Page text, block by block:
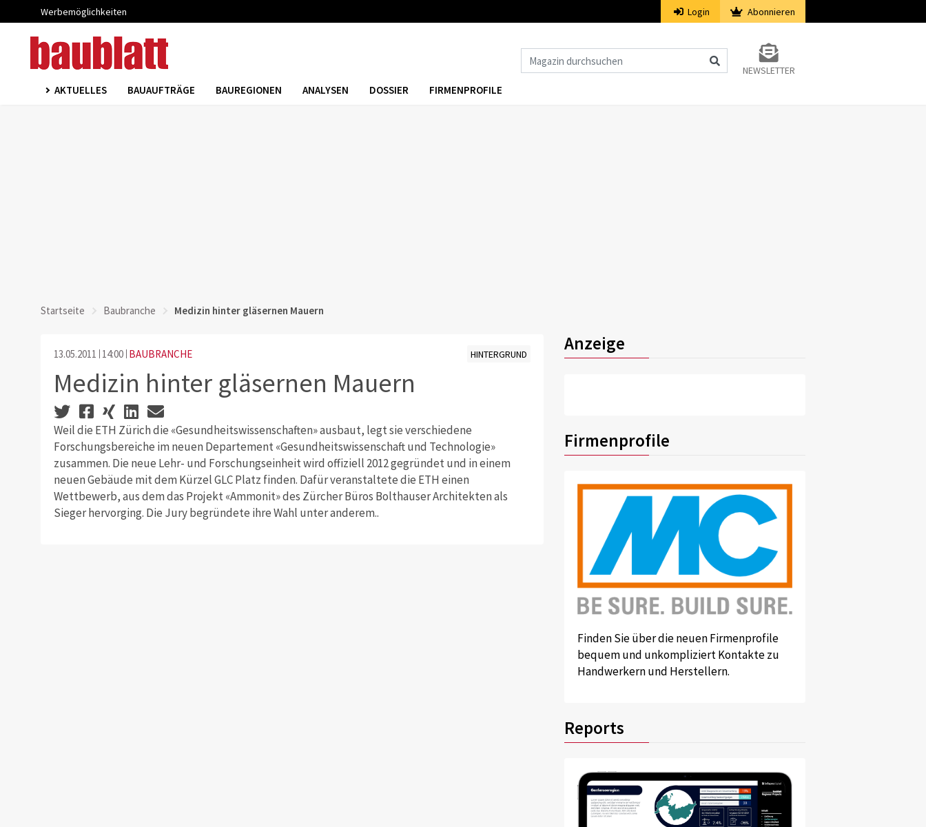
Werbemöglichkeiten Login Abonnieren
NEWSLETTER
AKTUELLES BAUAUFTRÄGE BAUREGIONEN ANALYSEN DOSSIER FIRMENPROFILE
Startseite Baubranche Medizin hinter gläsernen Mauern
13.05.2011 14:00 BAUBRANCHE HINTERGRUND
Medizin hinter gläsernen Mauern
Weil die ETH Zürich die «Gesundheitswissenschaften» ausbaut, legt sie verschiedene
Forschungsbereiche im neuen Departement «Gesundheitswissenschaft und Technologie»
zusammen. Die neue Lehr- und Forschungseinheit wird offiziell 2012 gegründet und in einem
neuen Gebäude mit dem Kürzel GLC Platz finden. Dafür veranstaltete die ETH einen
Wettbewerb, aus dem das Projekt «Ammonit» des Zürcher Büros Bolthauser Architekten als
Sieger hervorging. Die Jury begründete ihre Wahl unter anderem..
Anzeige
Firmenprofile
Finden Sie über die neuen Firmenprofile
bequem und unkompliziert Kontakte zu
Handwerkern und Herstellern.
Reports